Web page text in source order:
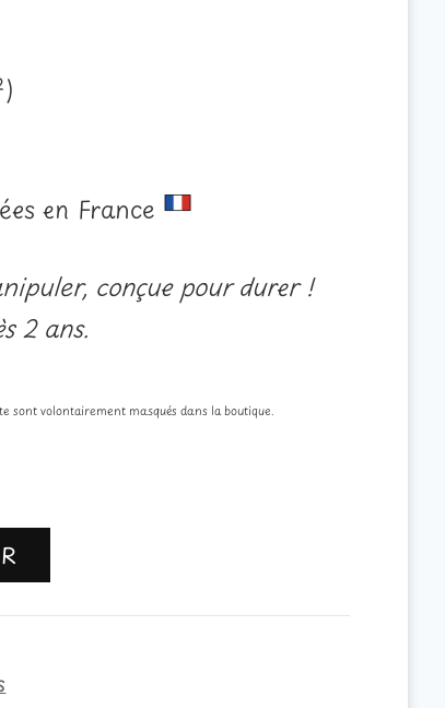
en France
conçue pour durer !
2 ans.
sont volontairement masqués dans la boutique.